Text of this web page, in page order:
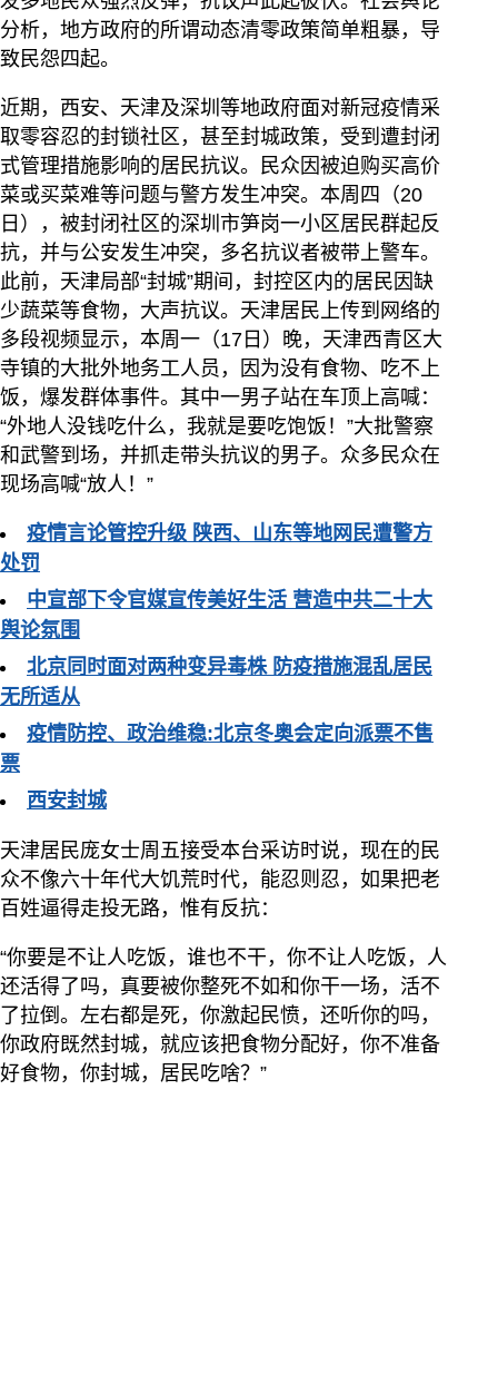
分析，地方政府的所谓动态清零政策简单粗暴，导
致民怨四起。
近期，西安、天津及深圳等地政府面对新冠疫情采
取零容忍的封锁社区，甚至封城政策，受到遭封闭
式管理措施影响的居民抗议。民众因被迫购买高价
菜或买菜难等问题与警方发生冲突。本周四（20
日），被封闭社区的深圳市笋岗一小区居民群起反
抗，并与公安发生冲突，多名抗议者被带上警车。
此前，天津局部“封城”期间，封控区内的居民因缺
少蔬菜等食物，大声抗议。天津居民上传到网络的
多段视频显示，本周一（17日）晚，天津西青区大
寺镇的大批外地务工人员，因为没有食物、吃不上
饭，爆发群体事件。其中一男子站在车顶上高喊：
“外地人没钱吃什么，我就是要吃饱饭！”大批警察
和武警到场，并抓走带头抗议的男子。众多民众在
现场高喊“放人！”
疫情言论管控升级 陕西、山东等地网民遭警方
处罚
中宣部下令官媒宣传美好生活 营造中共二十大
舆论氛围
北京同时面对两种变异毒株 防疫措施混乱居民
无所适从
疫情防控、政治维稳:北京冬奥会定向派票不售
票
西安封城
天津居民庞女士周五接受本台采访时说，现在的民
众不像六十年代大饥荒时代，能忍则忍，如果把老
百姓逼得走投无路，惟有反抗：
“你要是不让人吃饭，谁也不干，你不让人吃饭，人
还活得了吗，真要被你整死不如和你干一场，活不
了拉倒。左右都是死，你激起民愤，还听你的吗，
你政府既然封城，就应该把食物分配好，你不准备
好食物，你封城，居民吃啥？”